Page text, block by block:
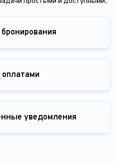
оплатами
уведомления